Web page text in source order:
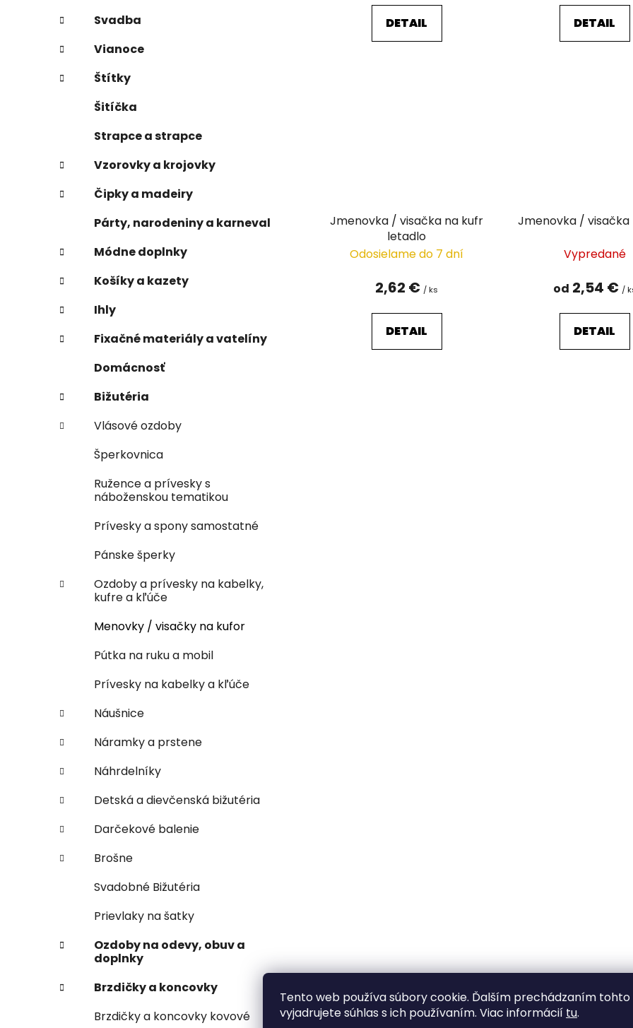
Tento web používa súbory cookie. Ďalším prechádzaním tohto
vyjadrujete súhlas s ich používaním. Viac informácií tu.
Svadba
Vianoce
Štítky
Šitíčka
Strapce a strapce
Vzorovky a krojovky
Čipky a madeiry
Párty, narodeniny a karneval
Módne doplnky
Košíky a kazety
Ihly
Fixačné materiály a vatelíny
Domácnosť
Bižutéria
Vlásové ozdoby
Šperkovnica
Ružence a prívesky s
náboženskou tematikou
Prívesky a spony samostatné
Pánske šperky
Ozdoby a prívesky na kabelky,
kufre a kľúče
Menovky / visačky na kufor
Pútka na ruku a mobil
Prívesky na kabelky a kľúče
Náušnice
Náramky a prstene
Náhrdelníky
Detská a dievčenská bižutéria
Darčekové balenie
Brošne
Svadobné Bižutéria
Prievlaky na šatky
Ozdoby na odevy, obuv a
doplnky
Brzdičky a koncovky
Brzdičky a koncovky kovové
DETAIL DETAIL
Jmenovka / visačka na kufr
letadlo
Odosielame do 7 dní
2,62 € / ks
DETAIL
Jmenovka / visačka
Vypredané
od 2,54 € /
DETAIL